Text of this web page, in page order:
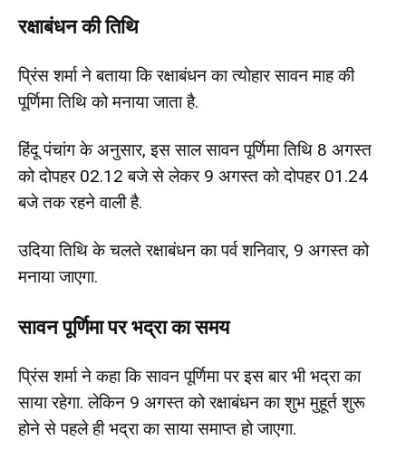
रक्षाबंधन की तिथि
प्रिंस शर्मा ने बताया कि रक्षाबंधन का त्योहार सावन माह की
पूर्णिमा तिथि को मनाया जाता है.
हिंदू पंचांग के अनुसार, इस साल सावन पूर्णिमा तिथि 8 अगस्त
को दोपहर 02.12 बजे से लेकर 9 अगस्त को दोपहर 01.24
बजे तक रहने वाली है.
उदिया तिथि के चलते रक्षाबंधन का पर्व शनिवार, 9 अगस्त को
मनाया जाएगा.
सावन पूर्णिमा पर भद्रा का समय
प्रिंस शर्मा ने कहा कि सावन पूर्णिमा पर इस बार भी भद्रा का
साया रहेगा. लेकिन 9 अगस्त को रक्षाबंधन का शुभ मुहूर्त शुरू
होने से पहले ही भद्रा का साया समाप्त हो जाएगा.